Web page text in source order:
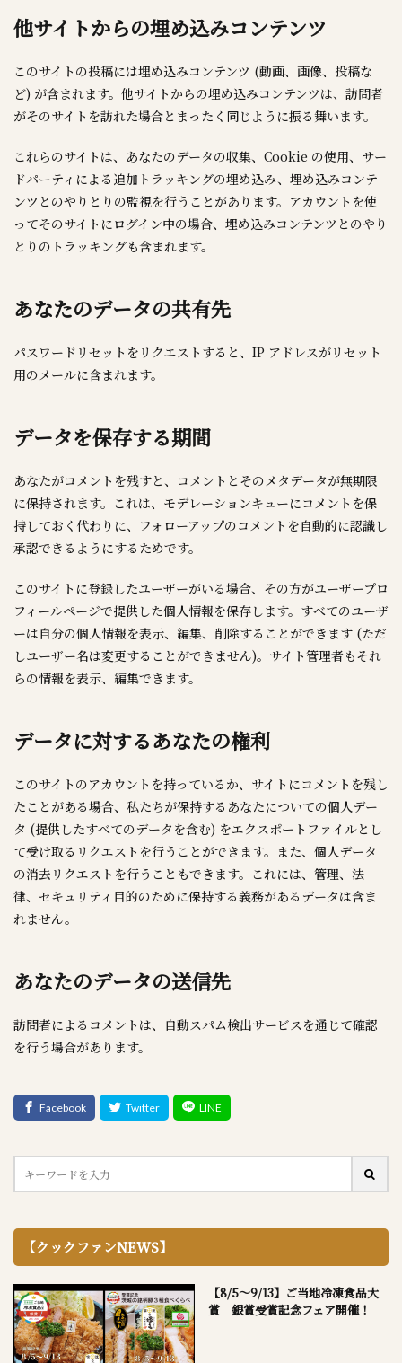
他サイトからの埋め込みコンテンツ
このサイトの投稿には埋め込みコンテンツ (動画、画像、投稿な
ど) が含まれます。他サイトからの埋め込みコンテンツは、訪問者
がそのサイトを訪れた場合とまったく同じように振る舞います。
これらのサイトは、あなたのデータの収集、Cookie の使用、サー
ドパーティによる追加トラッキングの埋め込み、埋め込みコンテ
ンツとのやりとりの監視を行うことがあります。アカウントを使
ってそのサイトにログイン中の場合、埋め込みコンテンツとのやり
とりのトラッキングも含まれます。
あなたのデータの共有先
パスワードリセットをリクエストすると、IP アドレスがリセット
用のメールに含まれます。
データを保存する期間
あなたがコメントを残すと、コメントとそのメタデータが無期限
に保持されます。これは、モデレーションキューにコメントを保
持しておく代わりに、フォローアップのコメントを自動的に認識し
承認できるようにするためです。
このサイトに登録したユーザーがいる場合、その方がユーザープロ
フィールページで提供した個人情報を保存します。すべてのユーザ
ーは自分の個人情報を表示、編集、削除することができます (ただ
しユーザー名は変更することができません)。サイト管理者もそれ
らの情報を表示、編集できます。
データに対するあなたの権利
このサイトのアカウントを持っているか、サイトにコメントを残し
たことがある場合、私たちが保持するあなたについての個人デー
タ (提供したすべてのデータを含む) をエクスポートファイルとし
て受け取るリクエストを行うことができます。また、個人データ
の消去リクエストを行うこともできます。これには、管理、法
律、セキュリティ目的のために保持する義務があるデータは含ま
れません。
あなたのデータの送信先
訪問者によるコメントは、自動スパム検出サービスを通じて確認
を行う場合があります。
【クックファンNEWS】
【8/5～9/13】ご当地冷凍食品大
賞 銀賞受賞記念フェア開催！